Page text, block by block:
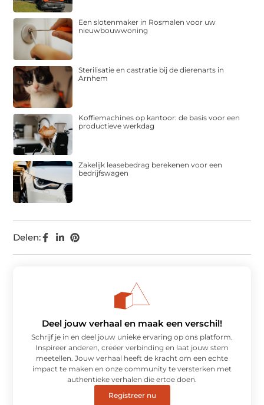
Delen:
Een slotenmaker in Rosmalen voor uw
nieuwbouwwoning
Sterilisatie en castratie bij de dierenarts in
Arnhem
Koffiemachines op kantoor: de basis voor een
productieve werkdag
Zakelijk leasebedrag berekenen voor een
bedrijfswagen
Deel jouw verhaal en maak een verschil!
Schrijf je in en deel jouw unieke ervaring op ons platform.
Inspireer anderen, creëer verbinding en laat jouw stem
meetellen. Jouw verhaal heeft de kracht om een echte
impact te maken en onze community te versterken met
authentieke verhalen die ertoe doen.
Registreer nu